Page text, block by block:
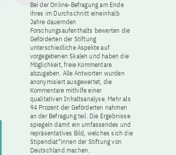
Bei der Online-Befragung am Ende
ihres im Durchschnitt eineinhalb
Jahre dauernden
Forschungsaufenthalts bewerten die
Geförderten der Stiftung
unterschiedliche Aspekte auf
vorgegebenen Skalen und haben die
Möglichkeit, freie Kommentare
abzugeben. Alle Antworten wurden
anonymisiert ausgewertet, die
Kommentare mithilfe einer
qualitativen Inhaltsanalyse. Mehr als
94 Prozent der Geförderten nahmen
an der Befragung teil. Die Ergebnisse
spiegeln damit ein umfassendes und
repräsentatives Bild, welches sich die
Stipendiat*innen der Stiftung von
Deutschland machen.